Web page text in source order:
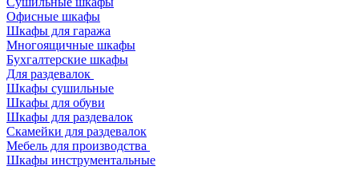
Офисные шкафы
Шкафы для гаража
Многоящичные шкафы
Бухгалтерские шкафы
Для раздевалок
Шкафы сушильные
Шкафы для обуви
Шкафы для раздевалок
Скамейки для раздевалок
Мебель для производства
Шкафы инструментальные